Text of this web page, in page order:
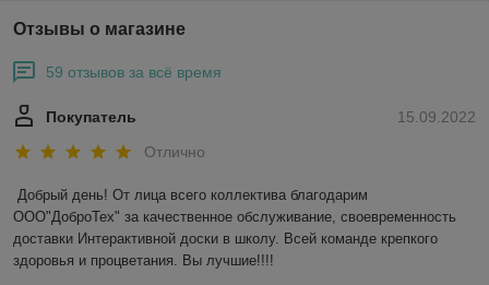
Отзывы о магазине
59 отзывов за всё время
15.09.2022
Покупатель
Отлично
Добрый день! От лица всего коллектива благодарим
ООО"ДоброТех" за качественное обслуживание, своевременность
доставки Интерактивной доски в школу. Всей команде крепкого
здоровья и процветания. Вы лучшие!!!!